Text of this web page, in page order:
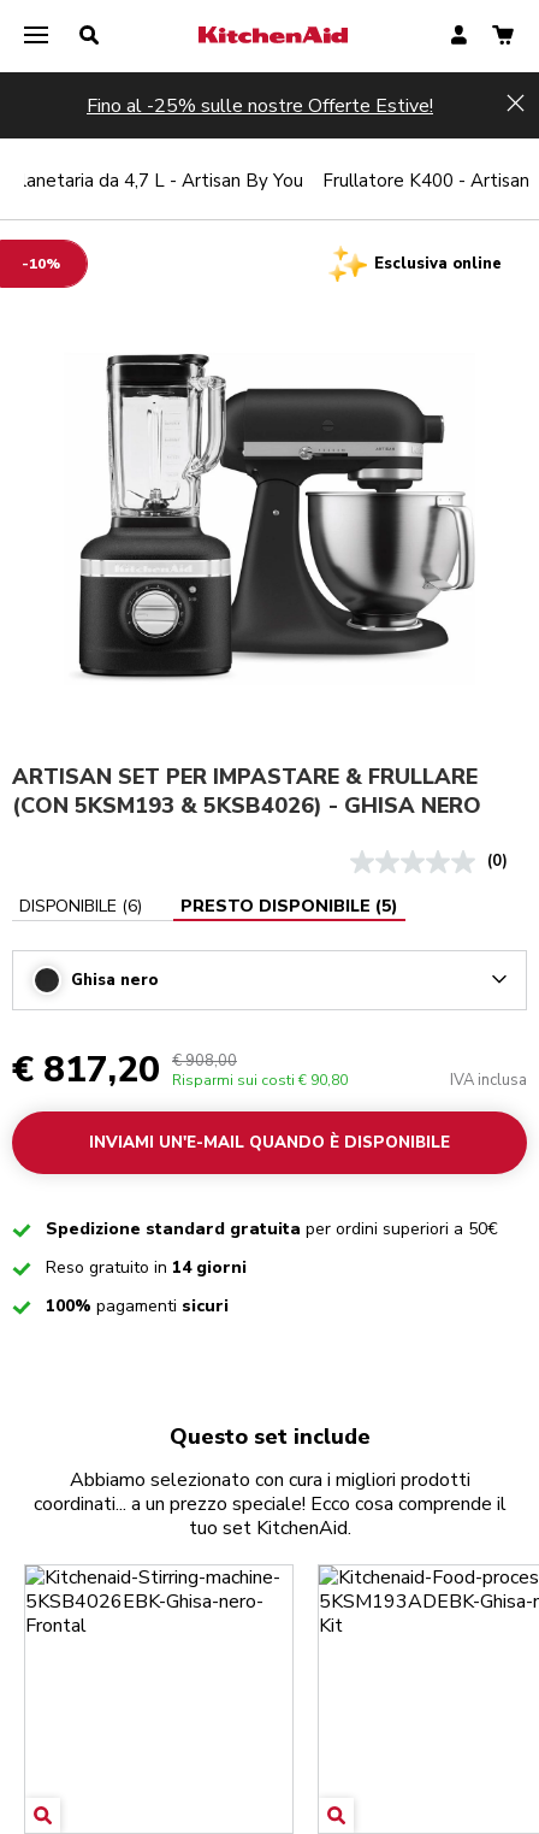
Fino al -25% sulle nostre Offerte Estive!
-10% Esclusiva online
ARTISAN SET PER IMPASTARE & FRULLARE
(CON 5KSM193 & 5KSB4026) - GHISA NERO
(0)
DISPONIBILE (6) PRESTO DISPONIBILE (5)
Ghisa nero
€ 817,20 € 908,00
Risparmi sui costi € 90,80 IVA inclusa
INVIAMI UN'E-MAIL QUANDO È DISPONIBILE
CheckedSpedizione standard gratuita per ordini superiori a 50€
CheckedReso gratuito in 14 giorni
Checked
100% pagamenti sicuri
Planetaria da 4,7 L - Artisan By You Frullatore K400 - Artisan
Questo set include
Abbiamo selezionato con cura i migliori prodotti
coordinati... a un prezzo speciale! Ecco cosa comprende il
tuo set KitchenAid.